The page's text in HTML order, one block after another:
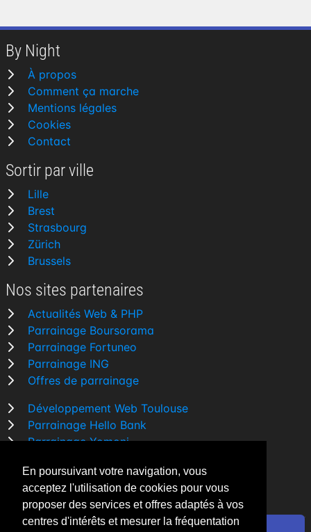
En poursuivant votre navigation, vous
acceptez l'utilisation de cookies pour vous
proposer des services et offres adaptés à vos
centres d'intérêts et mesurer la fréquentation
By Night
À propos
Comment ça marche
Mentions légales
Cookies
Contact
Sortir par ville
Lille
Brest
Strasbourg
Zürich
Brussels
Nos sites partenaires
Actualités Web & PHP
Parrainage Boursorama
Parrainage Fortuneo
Parrainage ING
Offres de parrainage
Développement Web Toulouse
Parrainage Hello Bank
Parrainage Yomoni
Comparatif banque